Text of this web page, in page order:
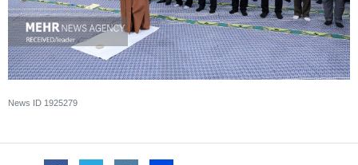
News ID 1925279